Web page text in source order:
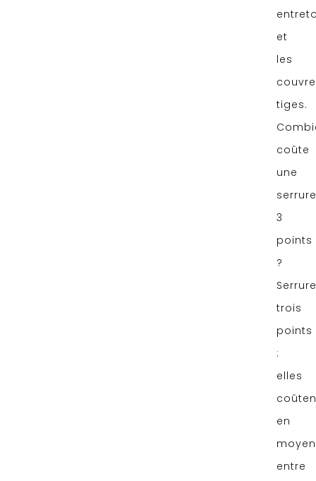
et
les
tiges.
coûte
une
serrure
3
points
?
trois
points
:
elles
en
entre